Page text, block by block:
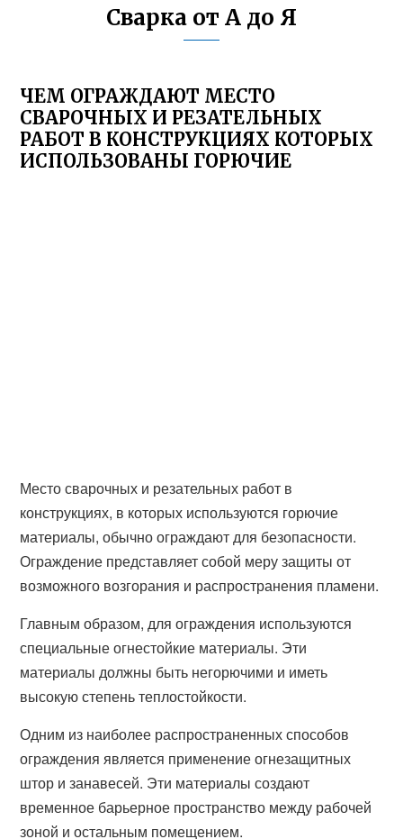
Сварка от А до Я
ЧЕМ ОГРАЖДАЮТ МЕСТО
СВАРОЧНЫХ И РЕЗАТЕЛЬНЫХ
РАБОТ В КОНСТРУКЦИЯХ КОТОРЫХ
ИСПОЛЬЗОВАНЫ ГОРЮЧИЕ
Место сварочных и резательных работ в
конструкциях, в которых используются горючие
материалы, обычно ограждают для безопасности.
Ограждение представляет собой меру защиты от
возможного возгорания и распространения пламени.
Главным образом, для ограждения используются
специальные огнестойкие материалы. Эти
материалы должны быть негорючими и иметь
высокую степень теплостойкости.
Одним из наиболее распространенных способов
ограждения является применение огнезащитных
штор и занавесей. Эти материалы создают
временное барьерное пространство между рабочей
зоной и остальным помещением.